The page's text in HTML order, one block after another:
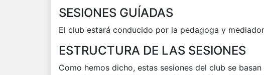
SESIONES GUÍADAS
El club estará conducido por la pedagoga y
ESTRUCTURA DE LAS SESIONES
Como hemos dicho, estas sesiones del club se